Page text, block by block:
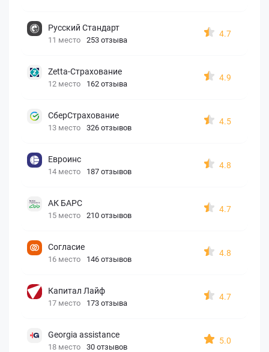
Русский Стандарт
11 место 253 отзыва
4.7
Zetta-Страхование
12 место 162 отзыва
4.9
СберСтрахование
13 место 326 отзывов
4.5
Евроинс
14 место 187 отзывов
4.8
АК БАРС
15 место 210 отзывов
4.7
Согласие
16 место 146 отзывов
4.8
Капитал Лайф
17 место 173 отзыва
4.7
Georgia assistance
18 место 30 отзывов
5.0